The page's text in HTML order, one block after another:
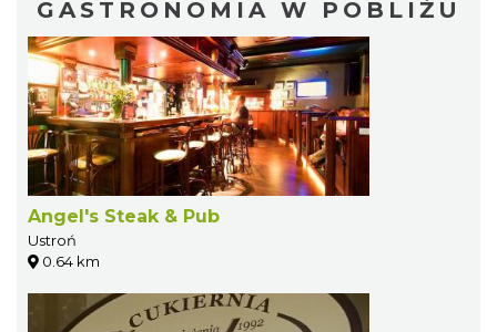
GASTRONOMIA W POBLIŻU
Angel's Steak & Pub
Ustroń
0.64 km